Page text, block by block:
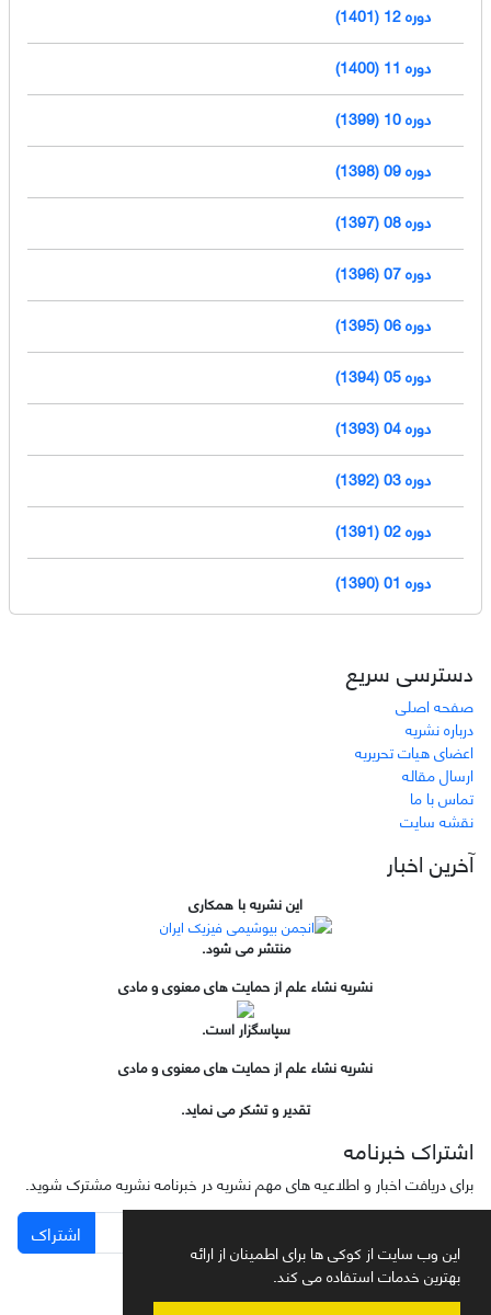
این وب سایت از کوکی ها برای اطمینان از ارائه
بهترین خدمات استفاده می کند.
دوره 12 (1401)
دوره 11 (1400)
دوره 10 (1399)
دوره 09 (1398)
دوره 08 (1397)
دوره 07 (1396)
دوره 06 (1395)
دوره 05 (1394)
دوره 04 (1393)
دوره 03 (1392)
دوره 02 (1391)
دوره 01 (1390)
دسترسی سریع
صفحه اصلی
درباره نشریه
اعضای هیات تحریریه
ارسال مقاله
تماس با ما
نقشه سایت
آخرین اخبار
این نشریه با همکاری
منتشر می شود.
نشریه نشاء علم از حمایت های معنوی و مادی
سپاسگزار است.
نشریه نشاء علم از حمایت های معنوی و مادی
تقدیر و تشکر می نماید.
اشتراک خبرنامه
برای دریافت اخبار و اطلاعیه های مهم نشریه در خبرنامه نشریه مشترک شوید.
اشتراک